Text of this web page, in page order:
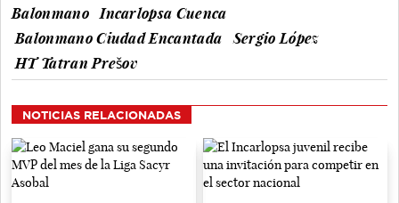
Balonmano
Incarlopsa Cuenca
Balonmano Ciudad Encantada
Sergio López
HT Tatran Prešov
NOTICIAS RELACIONADAS